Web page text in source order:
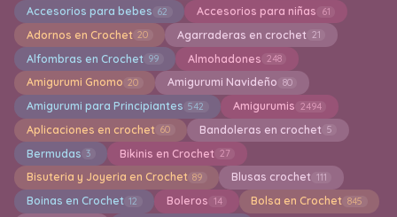
Accesorios para bebes 62 Accesorios para niñas 61
Adornos en Crochet 20 Agarraderas en crochet 21
Alfombras en Crochet 99 Almohadones 248
Amigurumi Gnomo 20 Amigurumi Navideño 80
Amigurumi para Principiantes 542 Amigurumis 2494
Aplicaciones en crochet 60 Bandoleras en crochet 5
Bermudas 3 Bikinis en Crochet 27
Bisuteria y Joyeria en Crochet 89 Blusas crochet 111
Boinas en Crochet 12 Boleros 14 Bolsa en Crochet 845